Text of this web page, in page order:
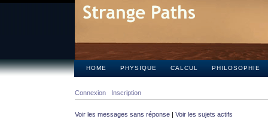
HOME PHYSIQUE CALCUL PHILOSOPHIE
Connexion Inscription
Voir les messages sans réponse | Voir les sujets actifs